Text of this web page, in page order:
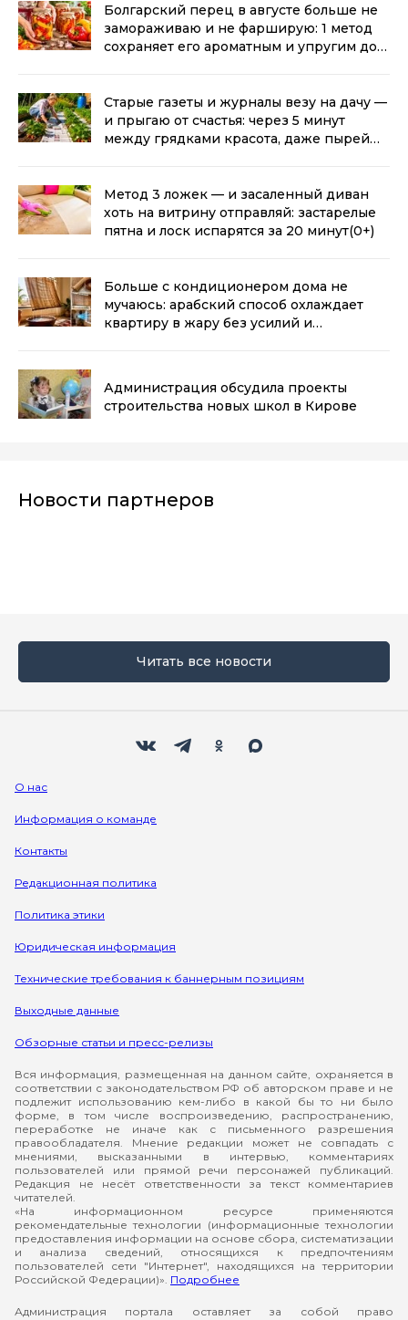
Болгарский перец в августе больше не
замораживаю и не фарширую: 1 метод
сохраняет его ароматным и упругим до
Старые газеты и журналы везу на дачу —
и прыгаю от счастья: через 5 минут
между грядками красота, даже пырей
Метод 3 ложек — и засаленный диван
хоть на витрину отправляй: застарелые
пятна и лоск испарятся за 20 минут(0+)
Больше с кондиционером дома не
мучаюсь: арабский способ охлаждает
квартиру в жару без усилий и
Администрация обсудила проекты
строительства новых школ в Кирове
Новости партнеров
Читать все новости
О нас
Информация о команде
Контакты
Редакционная политика
Политика этики
Юридическая информация
Технические требования к баннерным позициям
Выходные данные
Обзорные статьи и пресс-релизы
Вся информация, размещенная на данном сайте, охраняется в
соответствии с законодательством РФ об авторском праве и не
подлежит использованию кем-либо в какой бы то ни было
форме, в том числе воспроизведению, распространению,
переработке не иначе как с письменного разрешения
правообладателя. Мнение редакции может не совпадать с
мнениями, высказанными в интервью, комментариях
пользователей или прямой речи персонажей публикаций.
Редакция не несёт ответственности за текст комментариев
читателей.
«На информационном ресурсе применяются
рекомендательные технологии (информационные технологии
предоставления информации на основе сбора, систематизации
и анализа сведений, относящихся к предпочтениям
пользователей сети "Интернет", находящихся на территории
Российской Федерации)». Подробнее
Администрация портала оставляет за собой право